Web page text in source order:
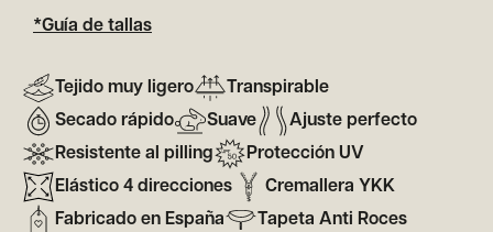
*Guía de tallas
Tejido muy ligero
Transpirable
Secado rápido
Suave
Ajuste perfecto
Resistente al pilling
Protección UV
Elástico 4 direcciones
Cremallera YKK
Fabricado en España
Tapeta Anti Roces